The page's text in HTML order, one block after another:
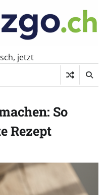
jetzt
So
Rezept